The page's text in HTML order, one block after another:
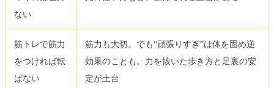
ない
筋トレで筋力
をつければ転
ばない
筋力も大切。でも“頑張りすぎ”は体を固め逆
効果のことも。力を抜いた歩き方と足裏の安
定が土台